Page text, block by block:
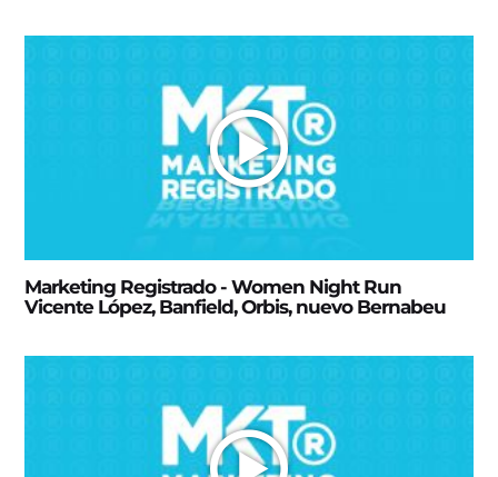
Marketing Registrado - Women Night Run
Vicente López, Banfield, Orbis, nuevo Bernabeu